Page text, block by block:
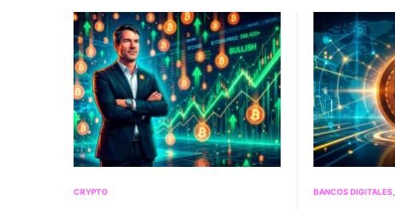
CRYPTO BANCOS DIGITALES